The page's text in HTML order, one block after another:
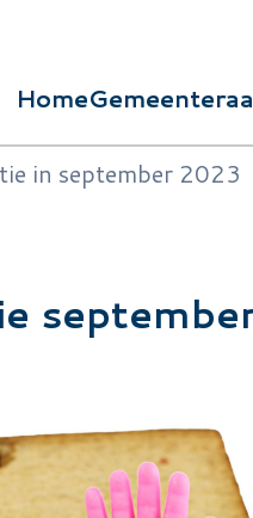
Home
in september 2023